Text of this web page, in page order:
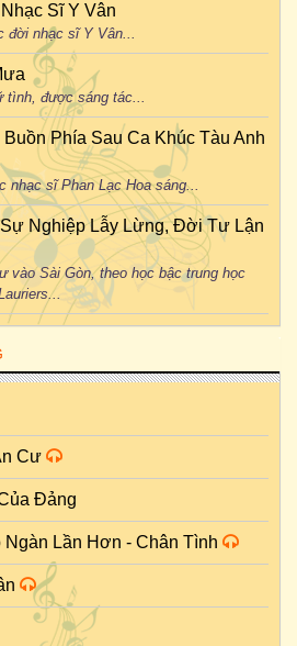
Sĩ Y Vân
đời nhạc sĩ Y Vân...
tình, được sáng tác...
Phía Sau Ca Khúc Tàu Anh
nhạc sĩ Phan Lạc Hoa sáng...
Nghiệp Lẫy Lừng, Đời Tư Lận
vào Sài Gòn, theo học bậc trung học
Cư
Đảng
Ngàn Lần Hơn - Chân Tình